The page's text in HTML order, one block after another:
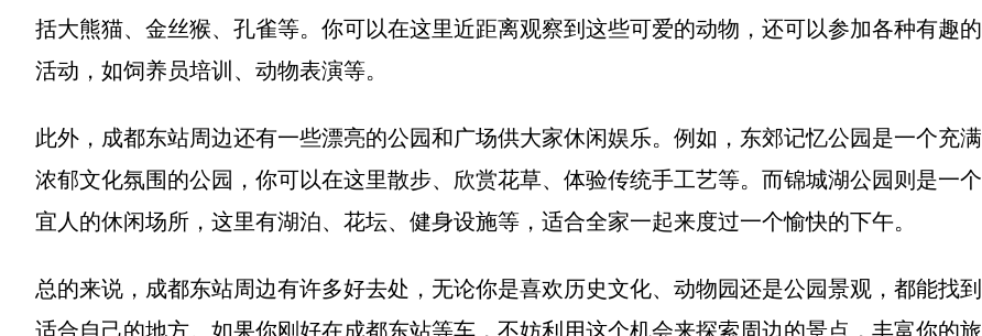
括大熊猫、金丝猴、孔雀等。你可以在这里近距离观察到这些可爱的动物，还可以参加各种有趣的
活动，如饲养员培训、动物表演等。
此外，成都东站周边还有一些漂亮的公园和广场供大家休闲娱乐。例如，东郊记忆公园是一个充满
浓郁文化氛围的公园，你可以在这里散步、欣赏花草、体验传统手工艺等。而锦城湖公园则是一个
宜人的休闲场所，这里有湖泊、花坛、健身设施等，适合全家一起来度过一个愉快的下午。
总的来说，成都东站周边有许多好去处，无论你是喜欢历史文化、动物园还是公园景观，都能找到
适合自己的地方。如果你刚好在成都东站等车，不妨利用这个机会来探索周边的景点，丰富你的旅